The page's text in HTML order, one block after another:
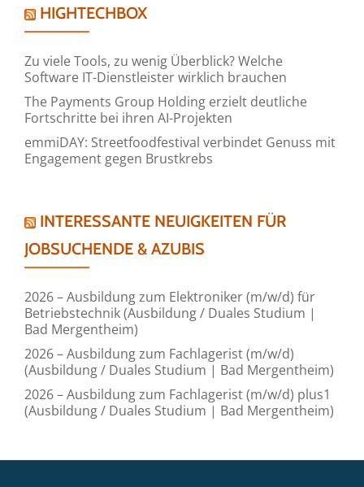
HIGHTECHBOX
Zu viele Tools, zu wenig Überblick? Welche
Software IT-Dienstleister wirklich brauchen
The Payments Group Holding erzielt deutliche
Fortschritte bei ihren AI-Projekten
emmiDAY: Streetfoodfestival verbindet Genuss mit
Engagement gegen Brustkrebs
INTERESSANTE NEUIGKEITEN FÜR
JOBSUCHENDE & AZUBIS
2026 – Ausbildung zum Elektroniker (m/w/d) für
Betriebstechnik (Ausbildung / Duales Studium |
Bad Mergentheim)
2026 – Ausbildung zum Fachlagerist (m/w/d)
(Ausbildung / Duales Studium | Bad Mergentheim)
2026 – Ausbildung zum Fachlagerist (m/w/d) plus1
(Ausbildung / Duales Studium | Bad Mergentheim)